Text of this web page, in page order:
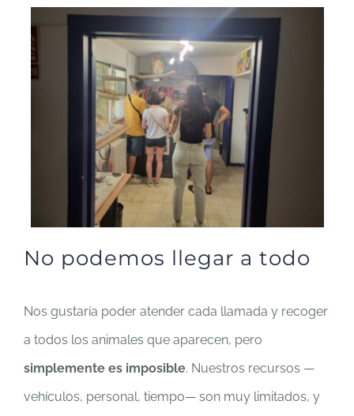
No podemos llegar a todo
Nos gustaría poder atender cada llamada y recoger
a todos los animales que aparecen, pero
simplemente es imposible. Nuestros recursos —
vehículos, personal, tiempo— son muy limitados, y